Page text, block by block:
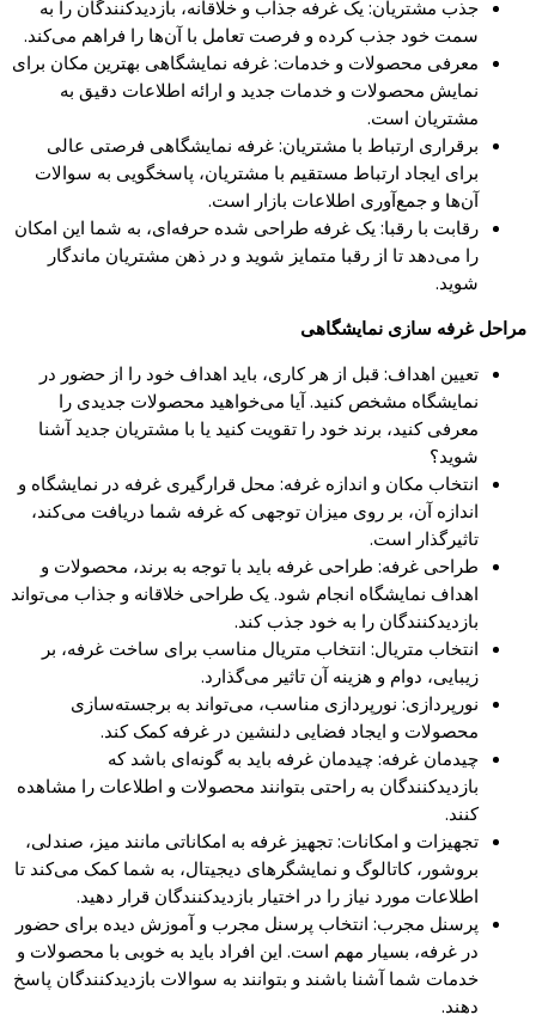
جذب مشتریان: یک غرفه جذاب و خلاقانه، بازدیدکنندگان را به
سمت خود جذب کرده و فرصت تعامل با آن‌ها را فراهم می‌کند.
معرفی محصولات و خدمات: غرفه نمایشگاهی بهترین مکان برای
نمایش محصولات و خدمات جدید و ارائه اطلاعات دقیق به
مشتریان است.
برقراری ارتباط با مشتریان: غرفه نمایشگاهی فرصتی عالی
برای ایجاد ارتباط مستقیم با مشتریان، پاسخگویی به سوالات
آن‌ها و جمع‌آوری اطلاعات بازار است.
رقابت با رقبا: یک غرفه طراحی شده حرفه‌ای، به شما این امکان
را می‌دهد تا از رقبا متمایز شوید و در ذهن مشتریان ماندگار
شوید.
مراحل غرفه سازی نمایشگاهی
تعیین اهداف: قبل از هر کاری، باید اهداف خود را از حضور در
نمایشگاه مشخص کنید. آیا می‌خواهید محصولات جدیدی را
معرفی کنید، برند خود را تقویت کنید یا با مشتریان جدید آشنا
شوید؟
انتخاب مکان و اندازه غرفه: محل قرارگیری غرفه در نمایشگاه و
اندازه آن، بر روی میزان توجهی که غرفه شما دریافت می‌کند،
تاثیرگذار است.
طراحی غرفه: طراحی غرفه باید با توجه به برند، محصولات و
اهداف نمایشگاه انجام شود. یک طراحی خلاقانه و جذاب می‌تواند
بازدیدکنندگان را به خود جذب کند.
انتخاب متریال: انتخاب متریال مناسب برای ساخت غرفه، بر
زیبایی، دوام و هزینه آن تاثیر می‌گذارد.
نورپردازی: نورپردازی مناسب، می‌تواند به برجسته‌سازی
محصولات و ایجاد فضایی دلنشین در غرفه کمک کند.
چیدمان غرفه: چیدمان غرفه باید به گونه‌ای باشد که
بازدیدکنندگان به راحتی بتوانند محصولات و اطلاعات را مشاهده
کنند.
تجهیزات و امکانات: تجهیز غرفه به امکاناتی مانند میز، صندلی،
بروشور، کاتالوگ و نمایشگرهای دیجیتال، به شما کمک می‌کند تا
اطلاعات مورد نیاز را در اختیار بازدیدکنندگان قرار دهید.
پرسنل مجرب: انتخاب پرسنل مجرب و آموزش دیده برای حضور
در غرفه، بسیار مهم است. این افراد باید به خوبی با محصولات و
خدمات شما آشنا باشند و بتوانند به سوالات بازدیدکنندگان پاسخ
دهند.